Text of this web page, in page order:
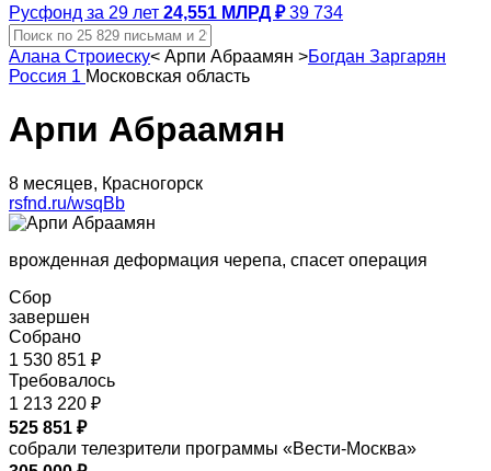
Русфонд за 29 лет 24,551 МЛРД ₽ 39 734
Алана Строиеску< Арпи Абраамян >Богдан Заргарян
Россия 1 Московская область
Арпи Абраамян
8 месяцев, Красногорск
rsfnd.ru/wsqBb
врожденная деформация черепа, спасет операция
Сбор
завершен
Собрано
1 530 851 ₽
Требовалось
1 213 220 ₽
525 851 ₽
собрали телезрители программы «Вести-Москва»